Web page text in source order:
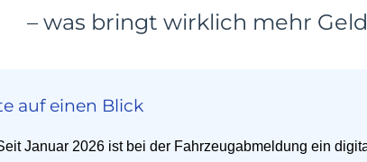
– was bringt wirklich mehr
auf einen Blick
Januar 2026 ist bei der Fahrzeugabmeldung ein